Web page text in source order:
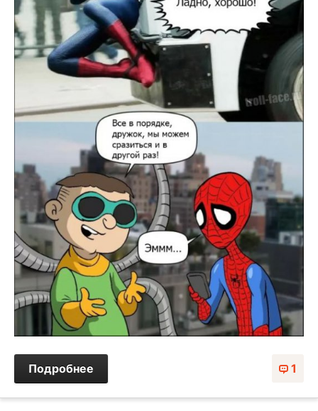
1
Подробнее